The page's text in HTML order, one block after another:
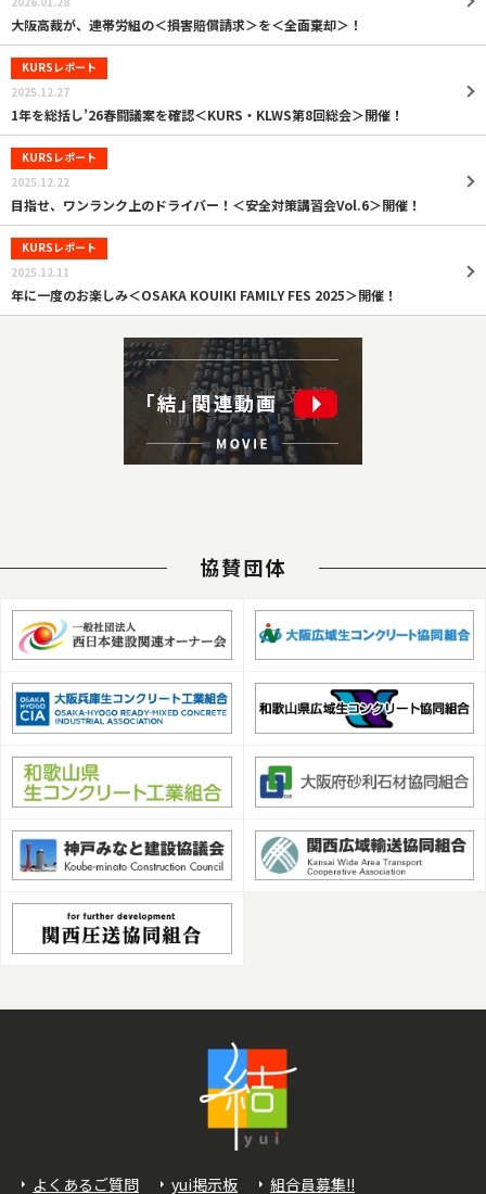
大阪高裁が、連帯労組の＜損害賠償請求＞を＜全面棄却＞！
KURSレポート
2025.12.27
1年を総括し’26春闘議案を確認＜KURS・KLWS第8回総会＞開催！
KURSレポート
2025.12.22
目指せ、ワンランク上のドライバー！＜安全対策講習会Vol.6＞開催！
KURSレポート
2025.12.11
年に一度のお楽しみ＜OSAKA KOUIKI FAMILY FES 2025＞開催！
協賛団体
よくあるご質問 yui掲示板 組合員募集!!